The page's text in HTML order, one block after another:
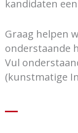
kandidaten
Graag helpen
onderstaande
Vul
(kunstmatige